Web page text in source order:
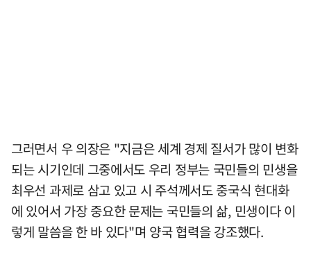
그러면서 우 의장은 "지금은 세계 경제 질서가 많이 변화
되는 시기인데 그중에서도 우리 정부는 국민들의 민생을
최우선 과제로 삼고 있고 시 주석께서도 중국식 현대화
에 있어서 가장 중요한 문제는 국민들의 삶, 민생이다 이
렇게 말씀을 한 바 있다"며 양국 협력을 강조했다.